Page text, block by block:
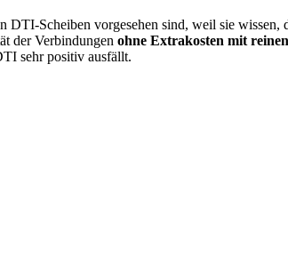
Scheiben vorgesehen sind, weil sie
der Verbindungen ohne Extrakosten mit
sehr positiv ausfällt.